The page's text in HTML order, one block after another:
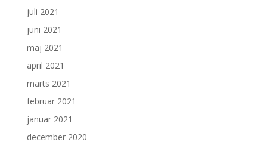
juli 2021
juni 2021
maj 2021
april 2021
marts 2021
februar 2021
januar 2021
december 2020